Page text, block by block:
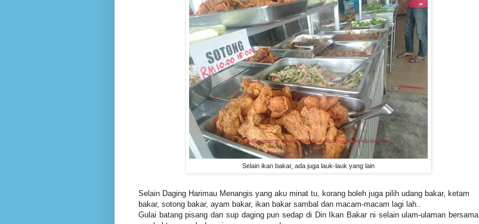
Selain ikan bakar, ada juga lauk-lauk yang lain
Selain Daging Harimau Menangis yang aku minat tu, korang boleh juga pilih udang bakar, ketam
bakar, sotong bakar, ayam bakar, ikan bakar sambal dan macam-macam lagi lah..
Gulai batang pisang dan sup daging pun sedap di Din Ikan Bakar ni selain ulam-ulaman bersama